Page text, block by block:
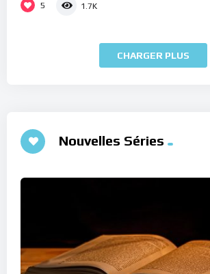
5 1.7K
CHARGER PLUS
Nouvelles Séries